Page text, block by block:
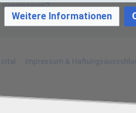
Impressum &
Weitere Informationen